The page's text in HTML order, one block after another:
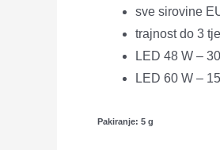
sve sirovine
trajnost do 3
LED 48 W –
LED 60 W –
Pakiranje: 5 g